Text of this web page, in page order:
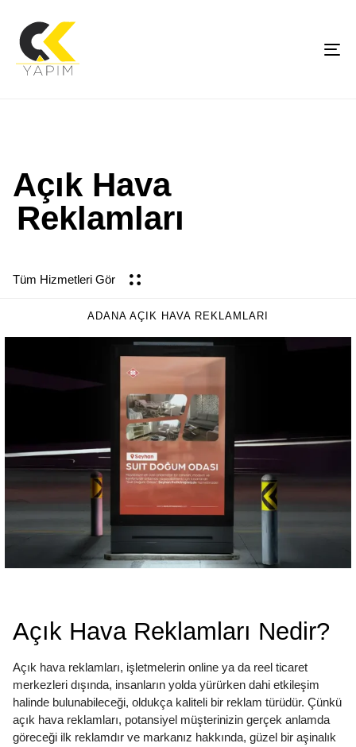
Açık Hava
Reklamları
Tüm Hizmetleri Gör
ADANA AÇIK HAVA REKLAMLARI
Açık Hava Reklamları Nedir?
Açık hava reklamları, işletmelerin online ya da reel ticaret
merkezleri dışında, insanların yolda yürürken dahi etkileşim
halinde bulunabileceği, oldukça kaliteli bir reklam türüdür. Çünkü
açık hava reklamları, potansiyel müşterinizin gerçek anlamda
göreceği ilk reklamdır ve markanız hakkında, güzel bir aşinalık